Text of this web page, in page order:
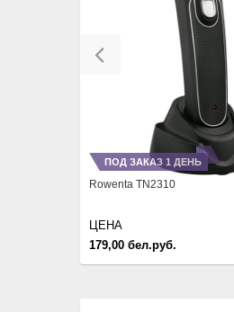
ПОД ЗАКАЗ 1 ДЕНЬ
Rowenta TN2310
179,00 бел.руб.
ЦЕНА